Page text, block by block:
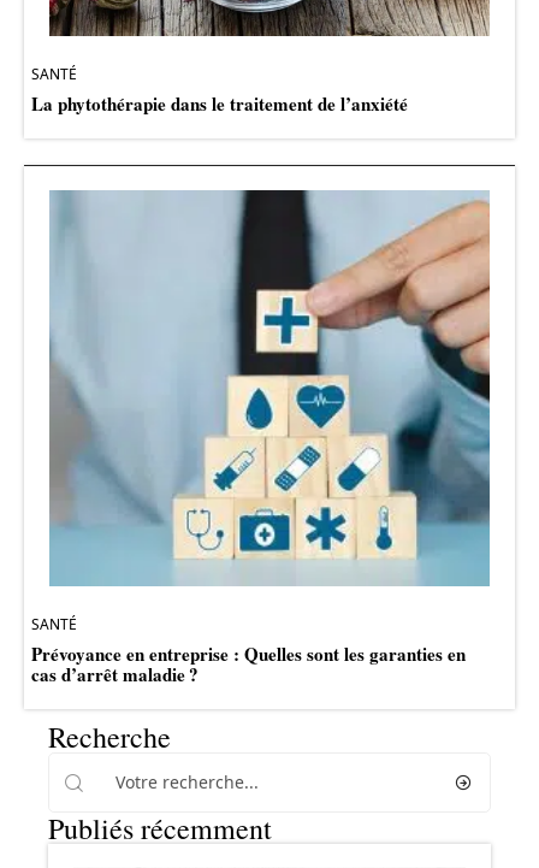
SANTÉ
La phytothérapie dans le traitement de l’anxiété
SANTÉ
Prévoyance en entreprise : Quelles sont les garanties en
cas d’arrêt maladie ?
Recherche
Publiés récemment